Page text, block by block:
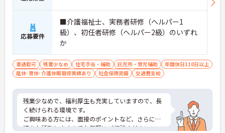
応募要件
■介護福祉士、実務者研修（ヘルパー1
級）、初任者研修（ヘルパー2級）のいずれ
か
車通勤可 残業少なめ 住宅手当・補助 託児所・育児補助
年間休日110日以上
産休･育休･介護休暇取得実績あり
社会保険完備 交通費支給
残業少なめで、福利厚生も充実していますので、長
く続けられる環境です。
ご興味ある方には、面接のポイントなど、さらに詳
細をお話致しますのでお気軽にご相談ください。